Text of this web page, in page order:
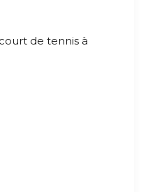
de tennis à